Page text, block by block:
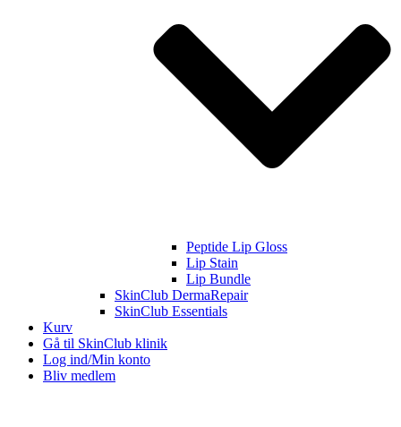
Peptide Lip Gloss
Lip Stain
Lip Bundle
SkinClub DermaRepair
SkinClub Essentials
Kurv
Gå til SkinClub klinik
Log ind/Min konto
Bliv medlem